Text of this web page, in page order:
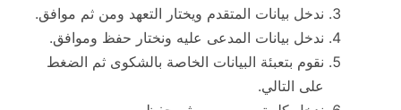
ندخل بيانات المتقدم ويختار التعهد ومن ثم موافق.
ندخل بيانات المدعى عليه ونختار حفظ وموافق.
نقوم بتعبئة البيانات الخاصة بالشكوى ثم الضغط
على التالي.